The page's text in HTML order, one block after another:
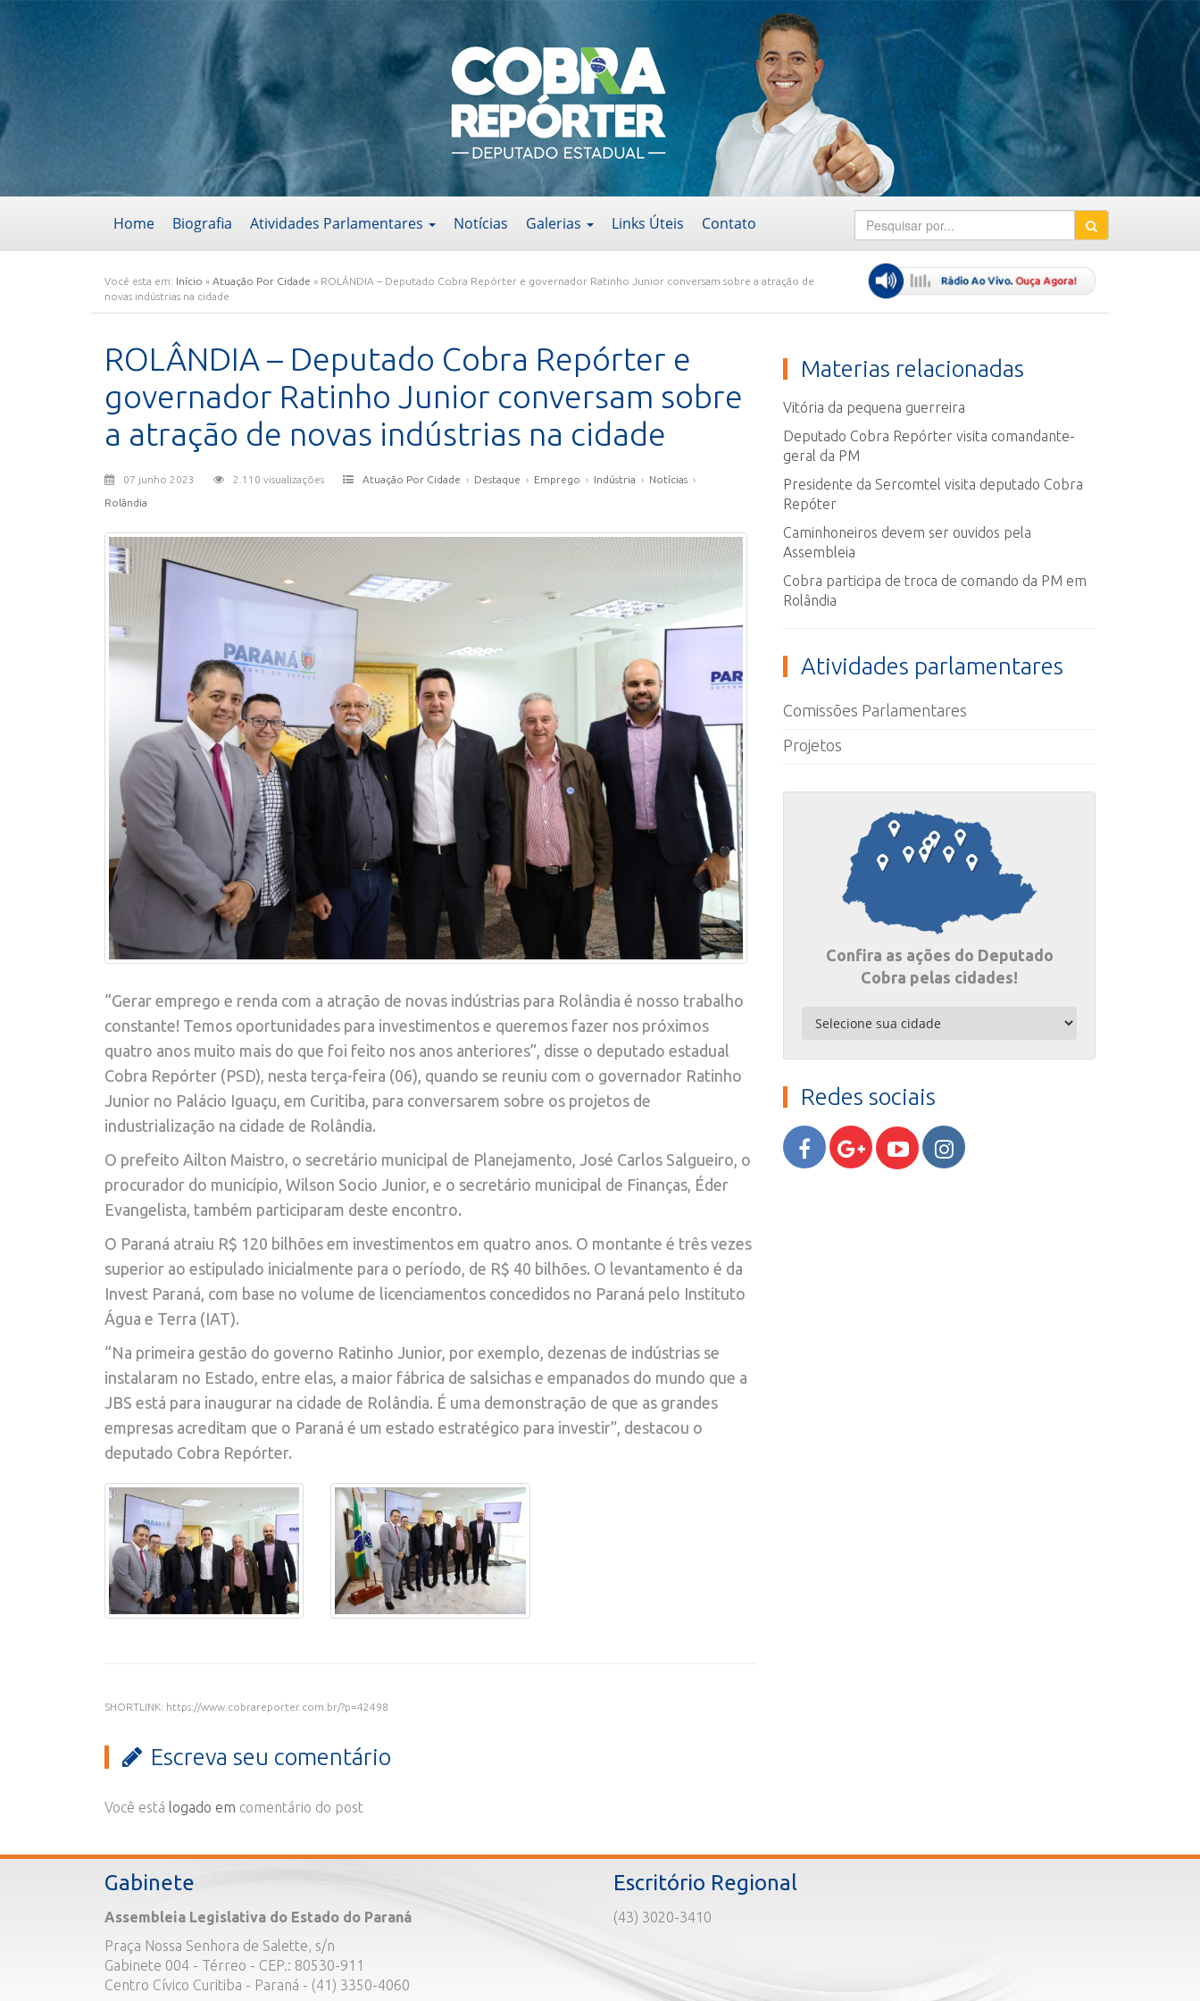
Home Biografia Atividades Parlamentares Notícias Galerias Links Úteis Contato
Você esta em: Início » Atuação Por Cidade » ROLÂNDIA – Deputado Cobra Repórter e governador Ratinho Junior conversam sobre a atração de
novas indústrias na cidade
ROLÂNDIA – Deputado Cobra Repórter e
governador Ratinho Junior conversam sobre
a atração de novas indústrias na cidade
07 junho 2023 2.110 visualizações Atuação Por Cidade › Destaque › Emprego › Indústria › Notícias ›
Rolândia
“Gerar emprego e renda com a atração de novas indústrias para Rolândia é nosso trabalho
constante! Temos oportunidades para investimentos e queremos fazer nos próximos
quatro anos muito mais do que foi feito nos anos anteriores”, disse o deputado estadual
Cobra Repórter (PSD), nesta terça-feira (06), quando se reuniu com o governador Ratinho
Junior no Palácio Iguaçu, em Curitiba, para conversarem sobre os projetos de
industrialização na cidade de Rolândia.
O prefeito Ailton Maistro, o secretário municipal de Planejamento, José Carlos Salgueiro, o
procurador do município, Wilson Socio Junior, e o secretário municipal de Finanças, Éder
Evangelista, também participaram deste encontro.
O Paraná atraiu R$ 120 bilhões em investimentos em quatro anos. O montante é três vezes
superior ao estipulado inicialmente para o período, de R$ 40 bilhões. O levantamento é da
Invest Paraná, com base no volume de licenciamentos concedidos no Paraná pelo Instituto
Água e Terra (IAT).
“Na primeira gestão do governo Ratinho Junior, por exemplo, dezenas de indústrias se
instalaram no Estado, entre elas, a maior fábrica de salsichas e empanados do mundo que a
JBS está para inaugurar na cidade de Rolândia. É uma demonstração de que as grandes
empresas acreditam que o Paraná é um estado estratégico para investir”, destacou o
deputado Cobra Repórter.
SHORTLINK: https://www.cobrareporter.com.br/?p=42498
Escreva seu comentário
Você está logado em comentário do post
Materias relacionadas
Vitória da pequena guerreira
Deputado Cobra Repórter visita comandante-
geral da PM
Presidente da Sercomtel visita deputado Cobra
Repóter
Caminhoneiros devem ser ouvidos pela
Assembleia
Cobra participa de troca de comando da PM em
Rolândia
Atividades parlamentares
Comissões Parlamentares
Projetos
Confira as ações do Deputado
Cobra pelas cidades!
Redes sociais
Gabinete
Assembleia Legislativa do Estado do Paraná
Praça Nossa Senhora de Salette, s/n
Gabinete 004 - Térreo - CEP.: 80530-911
Centro Cívico Curitiba - Paraná - (41) 3350-4060
Escritório Regional
(43) 3020-3410